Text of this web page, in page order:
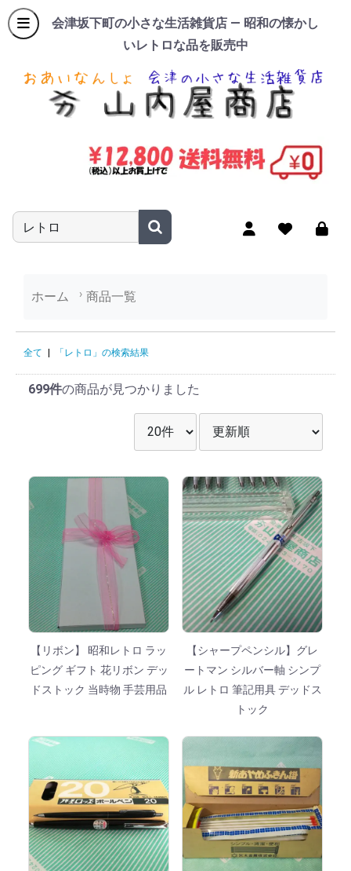
会津坂下町の小さな生活雑貨店 — 昭和の懐かし
いレトロな品を販売中
商品名やキーワードを入力
ホーム 商品一覧
「レトロ」の検索結果
全て 「レトロ」の検索結果
699件の商品が見つかりました
並び順を選択
【リボン】 昭和レトロ ラッ
ピング ギフト 花リボン デッ
ドストック 当時物 手芸用品
【シャープペンシル】グレ
ートマン シルバー軸 シンプ
ル レトロ 筆記用具 デッドス
トック